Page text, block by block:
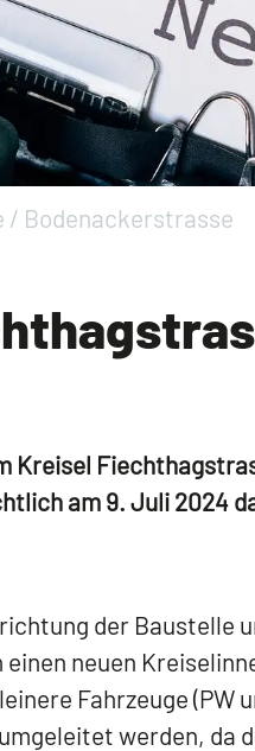
/ Bodenackerstrasse
Kreisel
am 9. Juli 2024
der Baustelle
neuen
Fahrzeuge
werden, da